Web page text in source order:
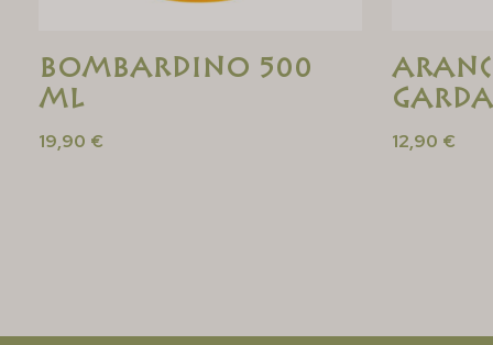
Bombardino 500
ML
19,90 € 12,90 €